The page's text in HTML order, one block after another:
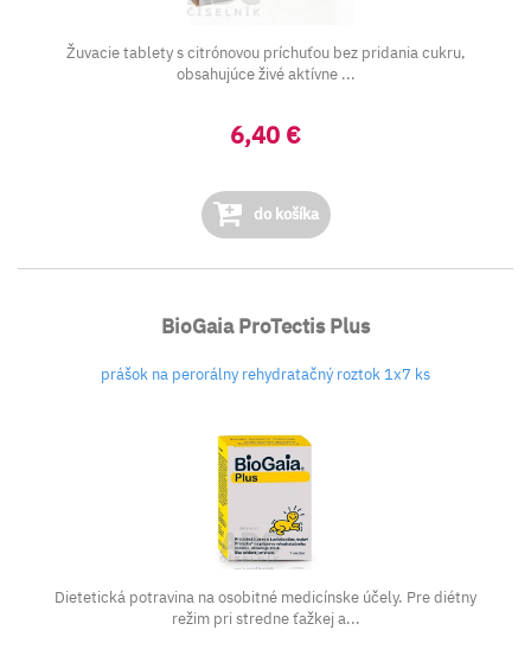
Žuvacie tablety s citrónovou príchuťou bez pridania cukru,
obsahujúce živé aktívne ...
6,40 €
do košíka
BioGaia ProTectis Plus
prášok na perorálny rehydratačný roztok 1x7 ks
Dietetická potravina na osobitné medicínske účely. Pre diétny
režim pri stredne ťažkej a...